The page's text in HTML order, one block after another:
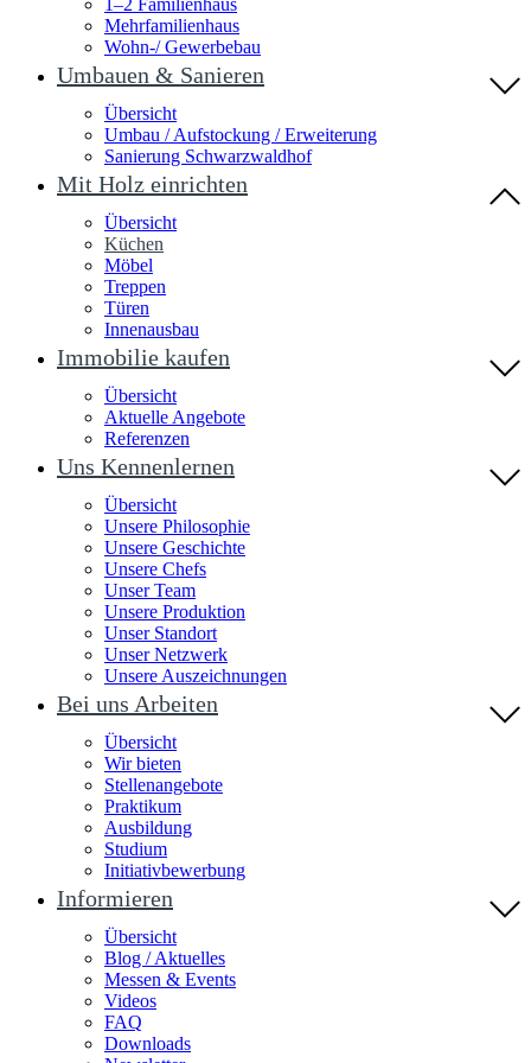
1–2 Familienhaus
Mehrfamilienhaus
Wohn-/ Gewerbebau
Umbauen & Sanieren
Übersicht
Umbau / Aufstockung / Erweiterung
Sanierung Schwarzwaldhof
Mit Holz einrichten
Übersicht
Küchen
Möbel
Treppen
Türen
Innenausbau
Immobilie kaufen
Übersicht
Aktuelle Angebote
Referenzen
Uns Kennenlernen
Übersicht
Unsere Philosophie
Unsere Geschichte
Unsere Chefs
Unser Team
Unsere Produktion
Unser Standort
Unser Netzwerk
Unsere Auszeichnungen
Bei uns Arbeiten
Übersicht
Wir bieten
Stellenangebote
Praktikum
Ausbildung
Studium
Initiativbewerbung
Informieren
Übersicht
Blog / Aktuelles
Messen & Events
Videos
FAQ
Downloads